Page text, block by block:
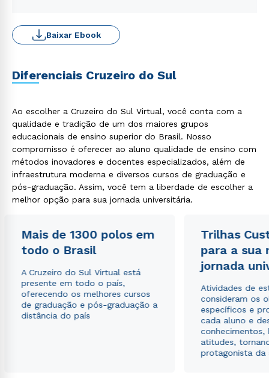
Baixar Ebook
Diferenciais Cruzeiro do Sul
Ao escolher a Cruzeiro do Sul Virtual, você conta com a
qualidade e tradição de um dos maiores grupos
educacionais de ensino superior do Brasil. Nosso
compromisso é oferecer ao aluno qualidade de ensino com
métodos inovadores e docentes especializados, além de
infraestrutura moderna e diversos cursos de graduação e
pós-graduação. Assim, você tem a liberdade de escolher a
melhor opção para sua jornada universitária.
Mais de 1300 polos em
todo o Brasil
A Cruzeiro do Sul Virtual está
presente em todo o país,
oferecendo os melhores cursos
de graduação e pós-graduação a
distância do país
Trilhas
para a sua
jornada
Atividades de
consideram os
específicos e
cada aluno e
conhecimentos,
atitudes,
protagonista da